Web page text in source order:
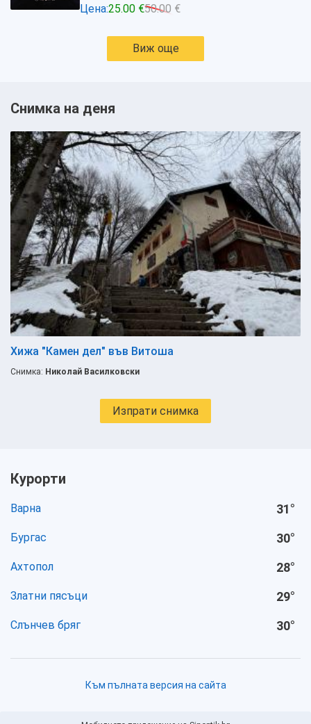
Цена:25.00 €50.00 €
Виж още
Снимка на деня
Хижа "Камен дел" във Витоша
Снимка: Николай Василковски
Изпрати снимка
Курорти
Варна 31°
Бургас 30°
Ахтопол 28°
Златни пясъци 29°
Слънчев бряг 30°
Към пълната версия на сайта